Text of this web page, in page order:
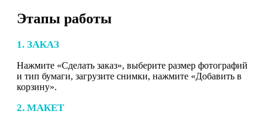
Этапы работы
1. ЗАКАЗ
Нажмите «Сделать заказ», выберите размер фотографий
и тип бумаги, загрузите снимки, нажмите «Добавить в
корзину».
2. МАКЕТ